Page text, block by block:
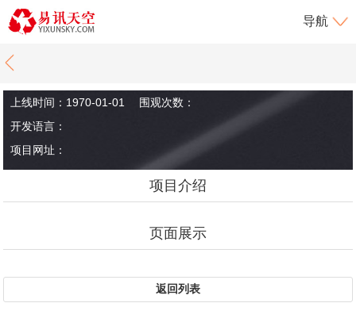
导航
上线时间：1970-01-01
围观次数：
开发语言：
项目网址：
项目介绍
页面展示
返回列表